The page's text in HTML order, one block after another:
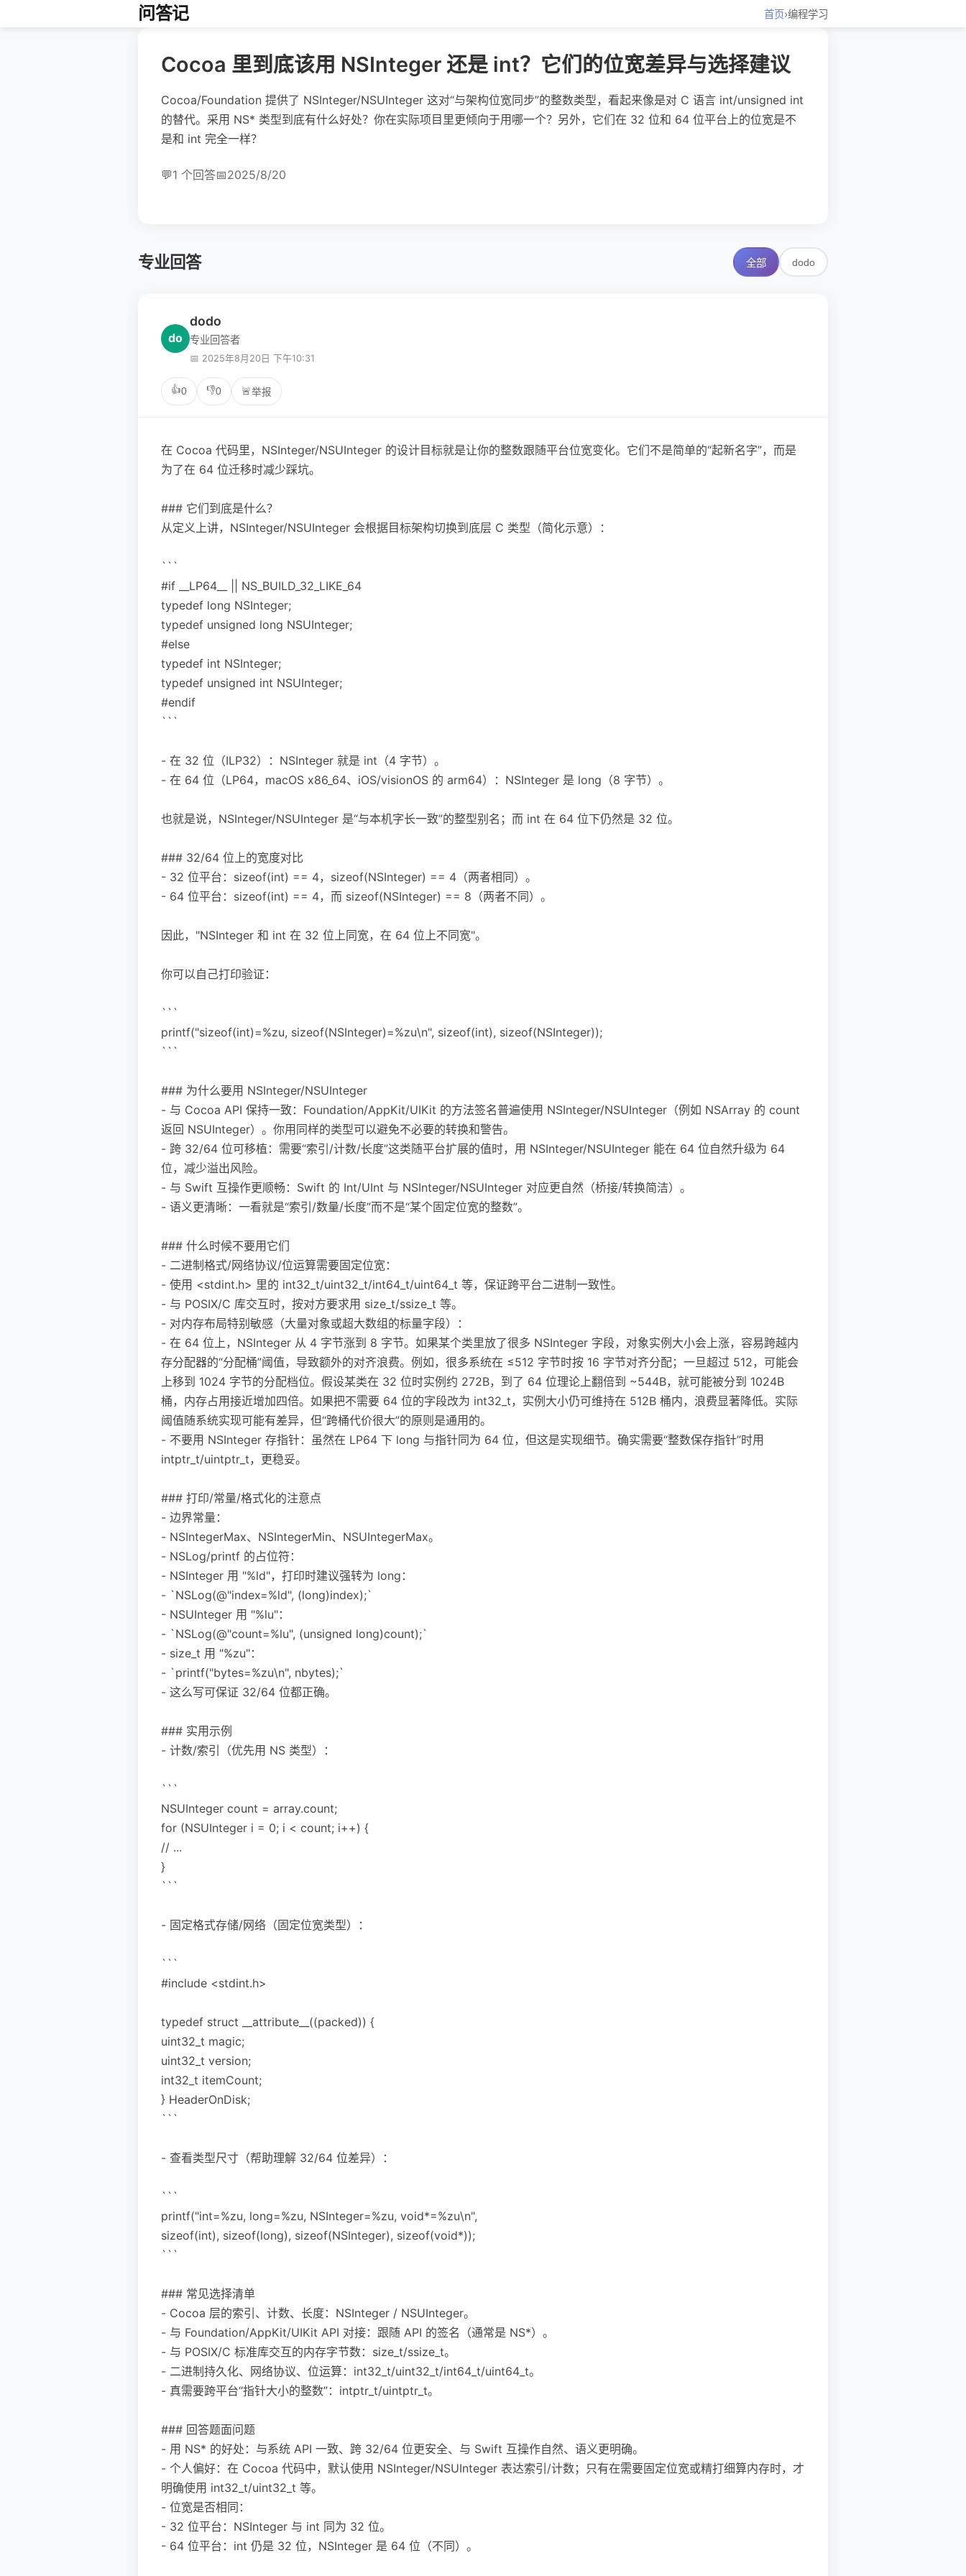
问答记 首页›编程学习
Cocoa 里到底该用 NSInteger 还是 int？它们的位宽差异与选择建议
Cocoa/Foundation 提供了 NSInteger/NSUInteger 这对“与架构位宽同步”的整数类型，看起来像是对 C 语言 int/unsigned int
的替代。采用 NS* 类型到底有什么好处？你在实际项目里更倾向于用哪一个？另外，它们在 32 位和 64 位平台上的位宽是不
是和 int 完全一样？
💬1 个回答📅2025/8/20
专业回答 全部 dodo
do
dodo
专业回答者
📅 2025年8月20日 下午10:31
👍0 👎0 🚨举报
在 Cocoa 代码里，NSInteger/NSUInteger 的设计目标就是让你的整数跟随平台位宽变化。它们不是简单的“起新名字”，而是
为了在 64 位迁移时减少踩坑。
### 它们到底是什么？
从定义上讲，NSInteger/NSUInteger 会根据目标架构切换到底层 C 类型（简化示意）：
```
#if __LP64__ || NS_BUILD_32_LIKE_64
typedef long NSInteger;
typedef unsigned long NSUInteger;
#else
typedef int NSInteger;
typedef unsigned int NSUInteger;
#endif
```
- 在 32 位（ILP32）：NSInteger 就是 int（4 字节）。
- 在 64 位（LP64，macOS x86_64、iOS/visionOS 的 arm64）：NSInteger 是 long（8 字节）。
也就是说，NSInteger/NSUInteger 是“与本机字长一致”的整型别名；而 int 在 64 位下仍然是 32 位。
### 32/64 位上的宽度对比
- 32 位平台：sizeof(int) == 4，sizeof(NSInteger) == 4（两者相同）。
- 64 位平台：sizeof(int) == 4，而 sizeof(NSInteger) == 8（两者不同）。
因此，"NSInteger 和 int 在 32 位上同宽，在 64 位上不同宽"。
你可以自己打印验证：
```
printf("sizeof(int)=%zu, sizeof(NSInteger)=%zu\n", sizeof(int), sizeof(NSInteger));
```
### 为什么要用 NSInteger/NSUInteger
- 与 Cocoa API 保持一致：Foundation/AppKit/UIKit 的方法签名普遍使用 NSInteger/NSUInteger（例如 NSArray 的 count
返回 NSUInteger）。你用同样的类型可以避免不必要的转换和警告。
- 跨 32/64 位可移植：需要“索引/计数/长度”这类随平台扩展的值时，用 NSInteger/NSUInteger 能在 64 位自然升级为 64
位，减少溢出风险。
- 与 Swift 互操作更顺畅：Swift 的 Int/UInt 与 NSInteger/NSUInteger 对应更自然（桥接/转换简洁）。
- 语义更清晰：一看就是“索引/数量/长度”而不是“某个固定位宽的整数”。
### 什么时候不要用它们
- 二进制格式/网络协议/位运算需要固定位宽：
- 使用 <stdint.h> 里的 int32_t/uint32_t/int64_t/uint64_t 等，保证跨平台二进制一致性。
- 与 POSIX/C 库交互时，按对方要求用 size_t/ssize_t 等。
- 对内存布局特别敏感（大量对象或超大数组的标量字段）：
- 在 64 位上，NSInteger 从 4 字节涨到 8 字节。如果某个类里放了很多 NSInteger 字段，对象实例大小会上涨，容易跨越内
存分配器的“分配桶”阈值，导致额外的对齐浪费。例如，很多系统在 ≤512 字节时按 16 字节对齐分配；一旦超过 512，可能会
上移到 1024 字节的分配档位。假设某类在 32 位时实例约 272B，到了 64 位理论上翻倍到 ~544B，就可能被分到 1024B
桶，内存占用接近增加四倍。如果把不需要 64 位的字段改为 int32_t，实例大小仍可维持在 512B 桶内，浪费显著降低。实际
阈值随系统实现可能有差异，但“跨桶代价很大”的原则是通用的。
- 不要用 NSInteger 存指针：虽然在 LP64 下 long 与指针同为 64 位，但这是实现细节。确实需要“整数保存指针”时用
intptr_t/uintptr_t，更稳妥。
### 打印/常量/格式化的注意点
- 边界常量：
- NSIntegerMax、NSIntegerMin、NSUIntegerMax。
- NSLog/printf 的占位符：
- NSInteger 用 "%ld"，打印时建议强转为 long：
- `NSLog(@"index=%ld", (long)index);`
- NSUInteger 用 "%lu"：
- `NSLog(@"count=%lu", (unsigned long)count);`
- size_t 用 "%zu"：
- `printf("bytes=%zu\n", nbytes);`
- 这么写可保证 32/64 位都正确。
### 实用示例
- 计数/索引（优先用 NS 类型）：
```
NSUInteger count = array.count;
for (NSUInteger i = 0; i < count; i++) {
// ...
}
```
- 固定格式存储/网络（固定位宽类型）：
```
#include <stdint.h>
typedef struct __attribute__((packed)) {
uint32_t magic;
uint32_t version;
int32_t itemCount;
} HeaderOnDisk;
```
- 查看类型尺寸（帮助理解 32/64 位差异）：
```
printf("int=%zu, long=%zu, NSInteger=%zu, void*=%zu\n",
sizeof(int), sizeof(long), sizeof(NSInteger), sizeof(void*));
```
### 常见选择清单
- Cocoa 层的索引、计数、长度：NSInteger / NSUInteger。
- 与 Foundation/AppKit/UIKit API 对接：跟随 API 的签名（通常是 NS*）。
- 与 POSIX/C 标准库交互的内存字节数：size_t/ssize_t。
- 二进制持久化、网络协议、位运算：int32_t/uint32_t/int64_t/uint64_t。
- 真需要跨平台“指针大小的整数”：intptr_t/uintptr_t。
### 回答题面问题
- 用 NS* 的好处：与系统 API 一致、跨 32/64 位更安全、与 Swift 互操作自然、语义更明确。
- 个人偏好：在 Cocoa 代码中，默认使用 NSInteger/NSUInteger 表达索引/计数；只有在需要固定位宽或精打细算内存时，才
明确使用 int32_t/uint32_t 等。
- 位宽是否相同：
- 32 位平台：NSInteger 与 int 同为 32 位。
- 64 位平台：int 仍是 32 位，NSInteger 是 64 位（不同）。